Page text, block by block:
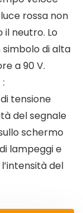
rossa non
neutro. Lo
simbolo di alta
a 90 V.
tensione
del segnale
schermo
lampeggi e
del